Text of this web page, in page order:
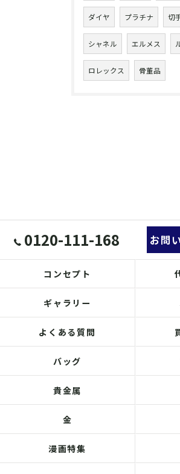
ダイヤ プラチナ 切
シャネル エルメス
ロレックス 骨董品
0120-111-168 お問
コンセプト
ギャラリー
よくある質問
バッグ
貴金属
金
漫画特集